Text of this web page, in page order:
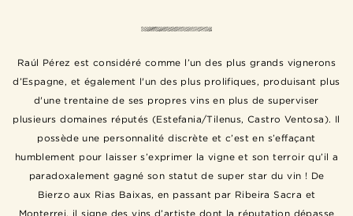
Raúl Pérez est considéré comme l’un des plus grands vignerons
d’Espagne, et également l'un des plus prolifiques, produisant plus
d'une trentaine de ses propres vins en plus de superviser
plusieurs domaines réputés (Estefania/Tilenus, Castro Ventosa). Il
possède une personnalité discrète et c’est en s’effaçant
humblement pour laisser s’exprimer la vigne et son terroir qu’il a
paradoxalement gagné son statut de super star du vin ! De
Bierzo aux Rias Baixas, en passant par Ribeira Sacra et
Monterrei, il signe des vins d’artiste dont la réputation dépasse